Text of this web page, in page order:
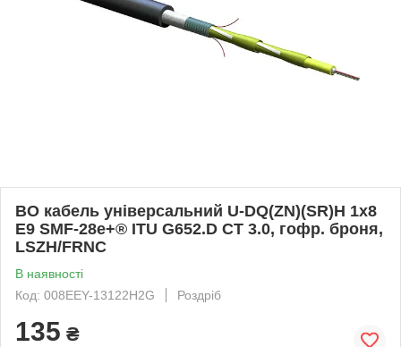
ВО кабель універсальний U-DQ(ZN)(SR)H 1x8
E9 SMF-28e+® ITU G652.D CT 3.0, гофр. броня,
LSZH/FRNC
В наявності
Код: 008EEY-13122H2G
Роздріб
135 ₴